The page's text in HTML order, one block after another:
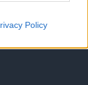
Policy